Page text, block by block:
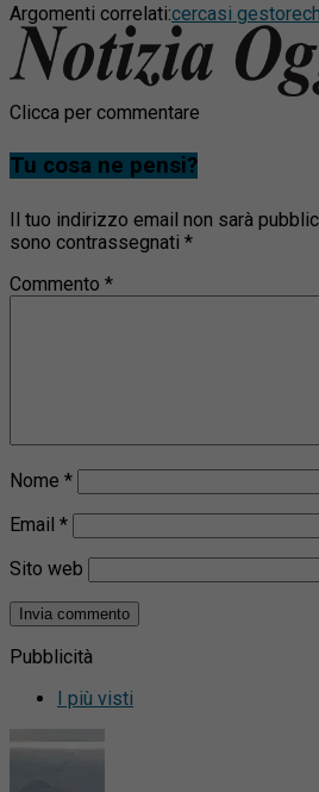
Argomenti correlati:cercasi gestore
Clicca per commentare
Tu cosa ne pensi?
Il tuo indirizzo email non sarà
sono contrassegnati *
Commento *
Nome *
Email *
Sito web
Pubblicità
I più visti